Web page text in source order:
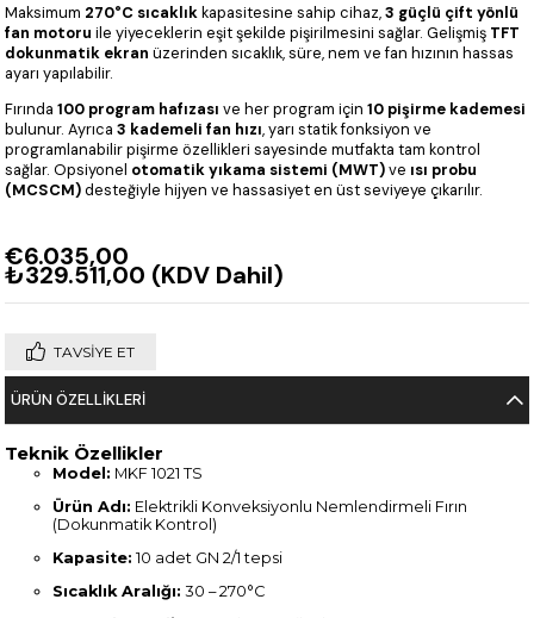
Maksimum 270°C sıcaklıkkapasitesine sahip cihaz,3 güçlü çift yönlü
fan motoru ile yiyeceklerin eşit şekilde pişirilmesini sağlar. Gelişmiş TFT
dokunmatik ekran üzerinden sıcaklık, süre, nem ve fan hızının hassas
ayarı yapılabilir.
Fırında100 program hafızası ve her program için10 pişirme kademesi
bulunur. Ayrıca3 kademeli fan hızı, yarı statik fonksiyon ve
programlanabilir pişirme özellikleri sayesinde mutfakta tam kontrol
sağlar. Opsiyonel otomatik yıkama sistemi (MWT)ve ısı probu
(MCSCM)desteğiyle hijyen ve hassasiyet en üst seviyeye çıkarılır.
€6.035,00
₺329.511,00 (KDV Dahil)
TAVSIYE ET
ÜRÜN ÖZELLIKLERI
Teknik Özellikler
Model: MKF 1021 TS
Ürün Adı: Elektrikli Konveksiyonlu Nemlendirmeli Fırın
(Dokunmatik Kontrol)
Kapasite: 10 adet GN 2/1 tepsi
Sıcaklık Aralığı: 30 – 270°C